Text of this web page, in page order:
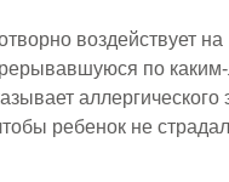
воздействует
по
ребенок не